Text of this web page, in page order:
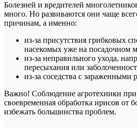
Болезней и вредителей
много. Но развиваются они чаще
причинам, а именно:
из-за присутствия грибковых
насекомых уже на посадочном
из-за неправильного ухода,
пересыхания или
из-за соседства с зараженными
Важно! Соблюдение агротехники
своевременная обработка ирисов от
избежать большинства проблем.